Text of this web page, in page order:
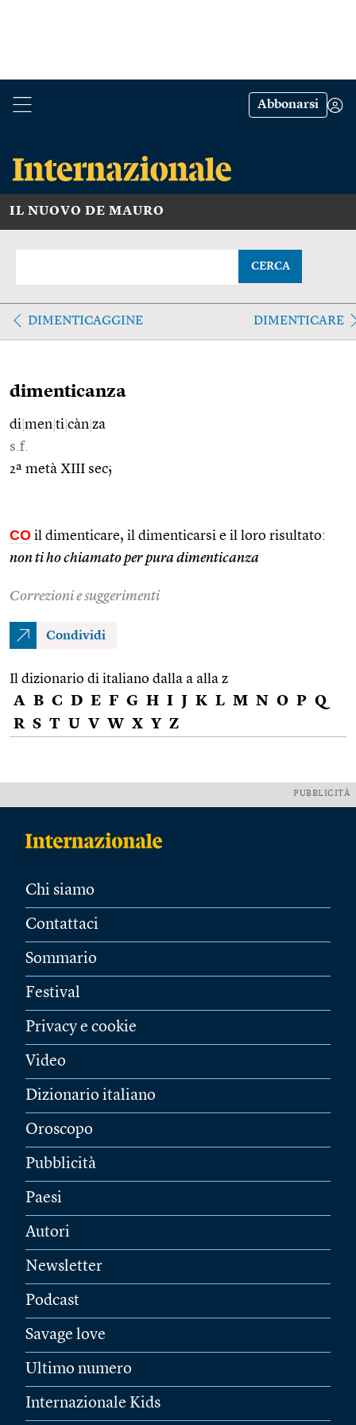
Abbonarsi
IL NUOVO DE MAURO
CERCA
DIMENTICAGGINE DIMENTICARE
dimenticanza
di men ti càn za
s.f.
2ª metà XIII sec;
CO il dimenticare, il dimenticarsi e il loro risultato:
non ti ho chiamato per pura dimenticanza
Correzioni e suggerimenti
Condividi
Il dizionario di italiano dalla a alla z
A B C D E F G H I J K L M N O P Q
R S T U V W X Y Z
PUBBLICITÀ
Chi siamo
Contattaci
Sommario
Festival
Privacy e cookie
Video
Dizionario italiano
Oroscopo
Pubblicità
Paesi
Autori
Newsletter
Podcast
Savage love
Ultimo numero
Internazionale Kids